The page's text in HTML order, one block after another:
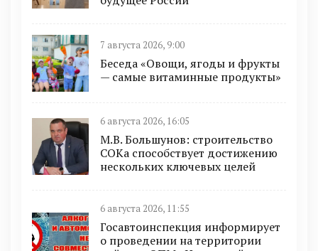
7 августа 2026, 9:00
Беседа «Овощи, ягоды и фрукты
— самые витаминные продукты»
6 августа 2026, 16:05
М.В. Большунов: строительство
СОКа способствует достижению
нескольких ключевых целей
6 августа 2026, 11:55
Госавтоинспекция информирует
о проведении на территории